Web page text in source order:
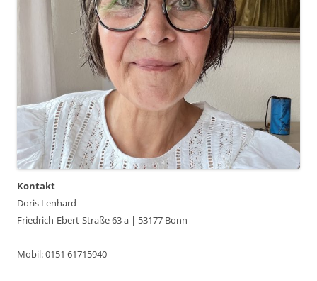
Kontakt
Doris Lenhard
Friedrich-Ebert-Straße 63 a | 53177 Bonn
Mobil: 0151 61715940